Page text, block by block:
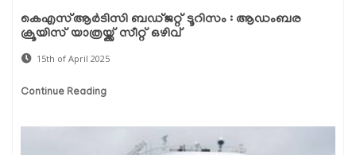
കെഎസ്ആർടിസി ബഡ്ജറ്റ് ടൂറിസം : ആഡംബര
ക്രൂയിസ് യാത്രയ്ക്ക് സീറ്റ് ഒഴിവ്
15th of April 2025
Continue Reading